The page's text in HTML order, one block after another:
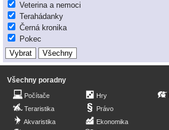
Veterina a nemoci
Terahádanky
Černá kronika
Pokec
Všechny poradny
Počítače
Teraristika
Akvaristika
Hry
Právo
Ekonomika